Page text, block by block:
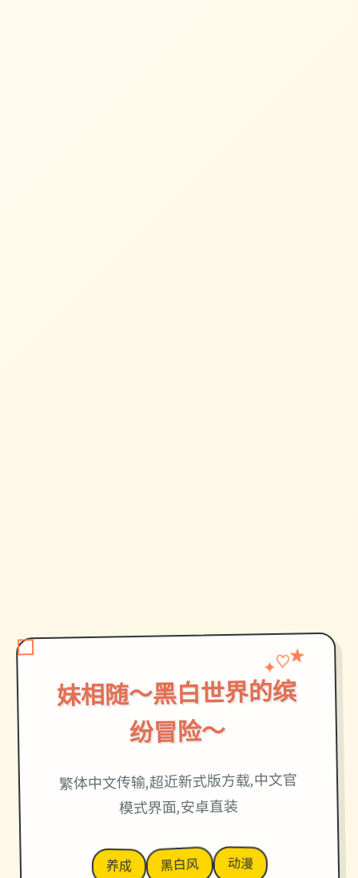
妹相随～黑白世界的缤
纷冒险～
✦♡★
繁体中文传输,超近新式版方载,中文官
模式界面,安卓直装
养成 黑白风 动漫